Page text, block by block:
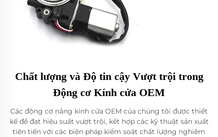
Chất lượng và Độ tin cậy Vượt trội trong
Động cơ Kính cửa OEM
Các động cơ nâng kính cửa OEM của chúng tôi được thiết
kế để đạt hiệu suất vượt trội, kết hợp các kỹ thuật sản xuất
tiên tiến với các biện pháp kiểm soát chất lượng nghiêm